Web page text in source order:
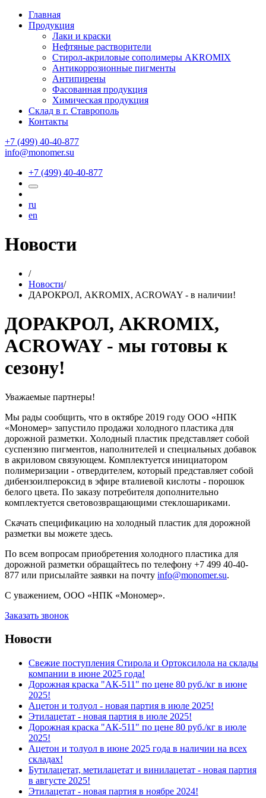
Главная
Продукция
Лаки и краски
Нефтяные растворители
Стирол-акриловые сополимеры AKROMIX
Антикоррозионные пигменты
Антипирены
Фасованная продукция
Химическая продукция
Склад в г. Ставрополь
Контакты
+7 (499) 40-40-877
info@monomer.su
+7 (499) 40-40-877
ru
en
Новости
/
Новости/
ДАРОКРОЛ, AKROMIX, ACROWAY - в наличии!
ДОРАКРОЛ, AKROMIX,
ACROWAY - мы готовы к
сезону!
Уважаемые партнеры!
Мы рады сообщить, что в октябре 2019 году ООО «НПК
«Мономер» запустило продажи холодного пластика для
дорожной разметки. Холодный пластик представляет собой
суспензию пигментов, наполнителей и специальных добавок
в акриловом связующем. Комплектуется инициатором
полимеризации - отвердителем, который представляет собой
дибензоилпероксид в эфире вталиевой кислоты - порошок
белого цвета. По заказу потребителя дополнительно
комплектуется световозвращающими стеклошариками.
Скачать спецификацию на холодный пластик для дорожной
разметки вы можете здесь.
По всем вопросам приобретения холодного пластика для
дорожной разметки обращайтесь по телефону +7 499 40-40-
877 или присылайте заявки на почту info@monomer.su.
С уважением, ООО «НПК «Мономер».
Заказать звонок
Новости
Свежие поступления Стирола и Ортоксилола на склады
компании в июне 2025 года!
Дорожная краска "АК-511" по цене 80 руб./кг в июне
2025!
Ацетон и толуол - новая партия в июле 2025!
Этилацетат - новая партия в июле 2025!
Дорожная краска "АК-511" по цене 80 руб./кг в июле
2025!
Ацетон и толуол в июне 2025 года в наличии на всех
складах!
Бутилацетат, метилацетат и винилацетат - новая партия
в августе 2025!
Этилацетат - новая партия в ноябре 2024!